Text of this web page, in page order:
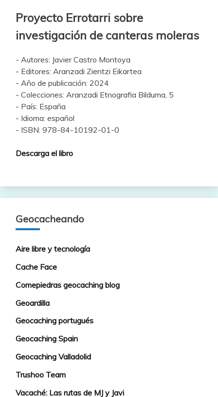
Proyecto Errotarri sobre
investigación de canteras moleras
- Autores: Javier Castro Montoya
- Editores: Aranzadi Zientzi Eikartea
- Año de publicación: 2024
- Colecciones: Aranzadi Etnografia Bilduma, 5
- País: España
- Idioma: español
- ISBN: 978-84-10192-01-0
Descarga el libro
Geocacheando
Aire libre y tecnología
Cache Face
Comepiedras geocaching blog
Geoardilla
Geocaching portugués
Geocaching Spain
Geocaching Valladolid
Trushoo Team
Vacaché: Las rutas de MJ y Javi